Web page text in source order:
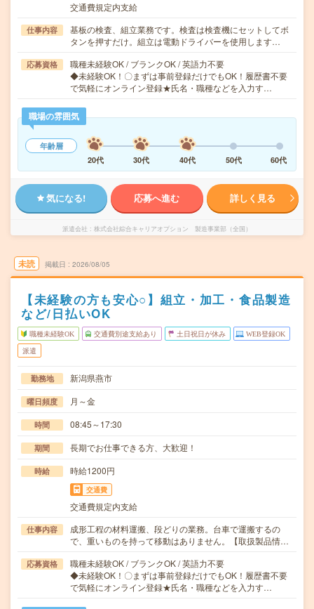
交通費規定内支給
仕事内容
基板の検査、組立業務です。検査は検査機にセットしてボ
タンを押すだけ。組立は電動ドライバーを使用します…
応募資格
職種未経験OK / ブランクOK / 英語力不要
◆未経験OK！〇まずは事前登録だけでもOK！履歴書不要
で気軽にオンライン登録★氏名・職種などを入力す…
職場の雰囲気
年齢層
20代
30代 40代 50代 60代
気になる! 応募へ進む 詳しく見る
派遣会社 株式会社綜合キャリアオプション 製造事業部（全国）
未読 掲載日 2026/08/05
【未経験の方も安心○】組立・加工・食品製造
など/日払いOK
職種未経験OK 交通費別途支給あり 土日祝日が休み WEB登録OK
派遣
勤務地 新潟県燕市
曜日頻度 月～金
時間 08:45～17:30
期間 長期でお仕事できる方、大歓迎！
時給 時給1200円
交通費
交通費規定内支給
仕事内容
成形工程の材料運搬、段どりの業務。台車で運搬するの
で、重いものを持って移動はありません。【取扱製品情…
応募資格
職種未経験OK / ブランクOK / 英語力不要
◆未経験OK！〇まずは事前登録だけでもOK！履歴書不要
で気軽にオンライン登録★氏名・職種などを入力す…